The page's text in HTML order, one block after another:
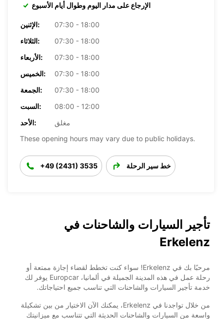
الإرجاع على مدار اليوم وطوال أيام الأسبوع
الإثنين:
07:30 - 18:00
الثلاثاء:
07:30 - 18:00
الأربعاء:
07:30 - 18:00
الخميس:
07:30 - 18:00
الجمعة:
07:30 - 18:00
السبت:
08:00 - 12:00
الأحد:
مغلق
These opening hours may vary due to public holidays.
+49 (2431) 3535 خط سير الرحلة
تأجير السيارات والشاحنات في
Erkelenz
مرحبًا بك في Erkelenz! سواء كنت تخطط لقضاء إجازة ممتعة أو
رحلة عمل في هذه المدينة الجميلة في ألمانيا، Europcar يوفر لك
خدمة تأجير السيارات والشاحنات التي تناسب جميع احتياجاتك.
من خلال تواجدنا في Erkelenz، يمكنك الآن الاختيار من بين تشكيلة
واسعة من السيارات والشاحنات الحديثة التي تتناسب مع ميزانيتك